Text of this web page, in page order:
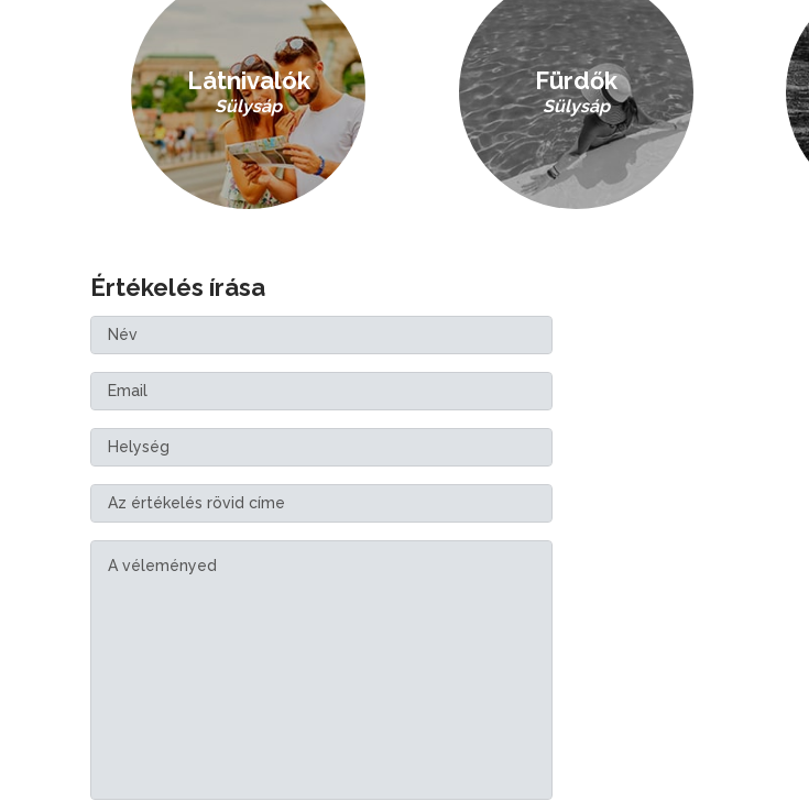
Látnivalók
Sülysáp
Fürdők
Sülysáp
Értékelés írása